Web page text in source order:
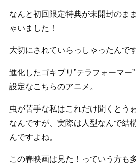
なんと初回限定特典が未開封のま
ゃいました！
大切にされていらっしゃったんです
進化したゴキブリ”テラフォーマー
設定なこちらのアニメ。
虫が苦手な私はこれだけ聞くとう
なんですが、実際は人型なんで結
んですよね。
この春映画は見た！っていう方も